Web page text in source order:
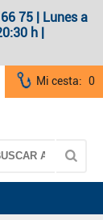
75 | Lunes a
h |
Mi cesta: 0